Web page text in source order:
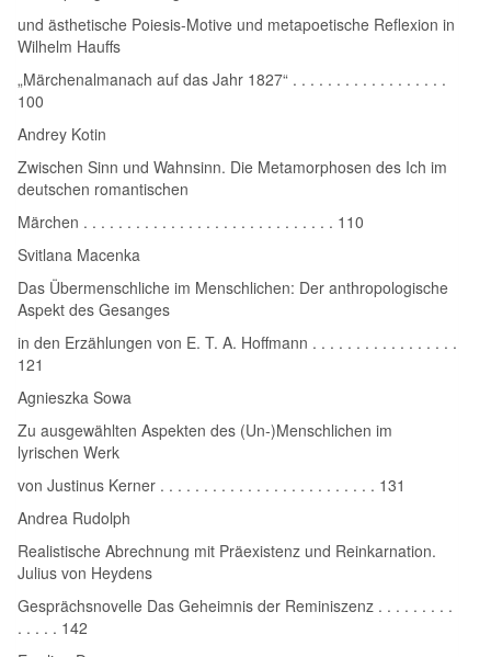
und ästhetische Poiesis‑Motive und metapoetische Reflexion in
Wilhelm Hauffs
„Märchenalmanach auf das Jahr 1827“ . . . . . . . . . . . . . . . . . .
100
Andrey Kotin
Zwischen Sinn und Wahnsinn. Die Metamorphosen des Ich im
deutschen romantischen
Märchen . . . . . . . . . . . . . . . . . . . . . . . . . . . . . 110
Svitlana Macenka
Das Übermenschliche im Menschlichen: Der anthropologische
Aspekt des Gesanges
in den Erzählungen von E. T. A. Hoffmann . . . . . . . . . . . . . . . . .
121
Agnieszka Sowa
Zu ausgewählten Aspekten des (Un‑)Menschlichen im
lyrischen Werk
von Justinus Kerner . . . . . . . . . . . . . . . . . . . . . . . . . 131
Andrea Rudolph
Realistische Abrechnung mit Präexistenz und Reinkarnation.
Julius von Heydens
Gesprächsnovelle Das Geheimnis der Reminiszenz . . . . . . . . .
. . . . . 142